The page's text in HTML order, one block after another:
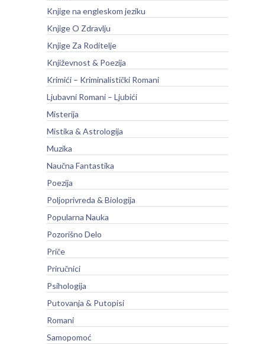
Knjige na engleskom jeziku
Knjige O Zdravlju
Knjige Za Roditelje
Književnost & Poezija
Krimići – Kriminalistički Romani
Ljubavni Romani – Ljubići
Misterija
Mistika & Astrologija
Muzika
Naučna Fantastika
Poezija
Poljoprivreda & Biologija
Popularna Nauka
Pozorišno Delo
Priče
Priručnici
Psihologija
Putovanja & Putopisi
Romani
Samopomoć